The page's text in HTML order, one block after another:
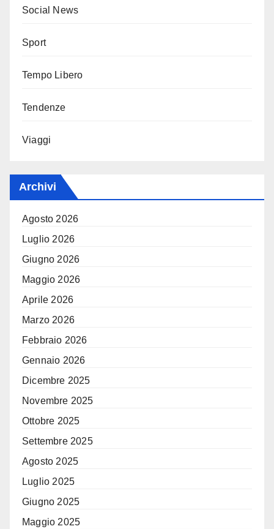
Social News
Sport
Tempo Libero
Tendenze
Viaggi
Archivi
Agosto 2026
Luglio 2026
Giugno 2026
Maggio 2026
Aprile 2026
Marzo 2026
Febbraio 2026
Gennaio 2026
Dicembre 2025
Novembre 2025
Ottobre 2025
Settembre 2025
Agosto 2025
Luglio 2025
Giugno 2025
Maggio 2025